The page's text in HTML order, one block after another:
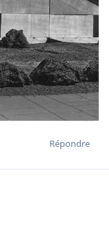
Répondre